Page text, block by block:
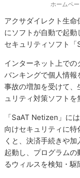
ホームペ
アクサダイレクト生
にソフトが自動で起
セキュリティソフト「
インターネット上で
バンキングで個人情報
事故の増加を受けて
ュリティ対策ソフトを
「SaAT Netizen」に
向けセキュリティに
くと、決済手続きや
起動し、プログラム
るウィルスを検知・駆